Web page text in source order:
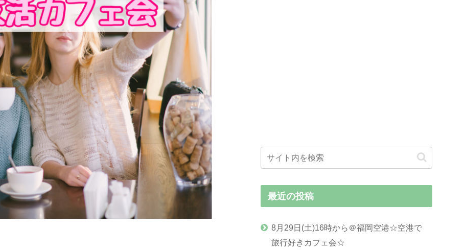
最近の投稿
8月29日(土)16時から＠福岡空港☆空港で
旅行好きカフェ会☆